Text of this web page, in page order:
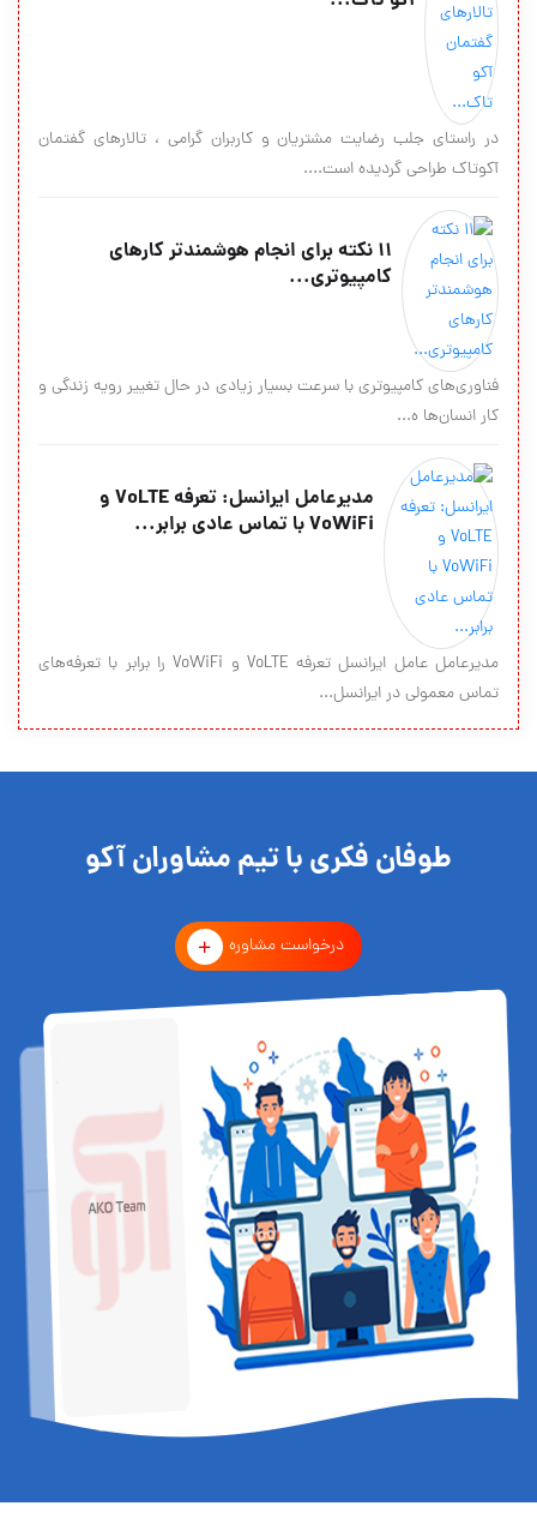
در راستای جلب رضایت مشتریان و کاربران گرامی ، تالارهای گفتمان
آکوتاک طراحی گردیده است....
11 نکته برای انجام هوشمندتر کارهای
کامپیوتری...
فناوری‌های کامپیوتری با سرعت بسیار زیادی در حال تغییر رویه زندگی و
کار انسان‌‌ها ه...
مدیرعامل ایرانسل: تعرفه VoLTE و
VoWiFi با تماس عادی برابر...
مدیرعامل عامل ایرانسل تعرفه VoLTE و VoWiFi را برابر با تعرفه‌های
تماس معمولی در ایرانسل...
طوفان فکری با تیم مشاوران آکو
درخواست مشاوره